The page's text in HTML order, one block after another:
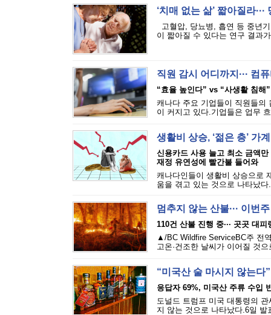
‘치매 없는 삶’ 짧아질라
고혈압, 당뇨병, 흡연 등 중년
이 짧아질 수 있다는 연구 결과
직원 감시 어디까지··· 컴
“효율 높인다” vs “사생활 침해”
캐나다 주요 기업들이 직원들의
이 커지고 있다.기업들은 업무
생활비 상승, ‘젊은 층’ 가
신용카드 사용 늘고 최소 금액만
재정 유연성에 빨간불 들어와
캐나다인들이 생활비 상승으로
움을 겪고 있는 것으로 나타났
멈추지 않는 산불··· 이번
110건 산불 진행 중··· 곳곳 대피
▲/BC Wildfire ServiceBC주 전
고온·건조한 날씨가 이어질 것
“미국산 술 마시지 않는다
응답자 69%, 미국산 주류 수입
도널드 트럼프 미국 대통령의
지 않는 것으로 나타났다.6일